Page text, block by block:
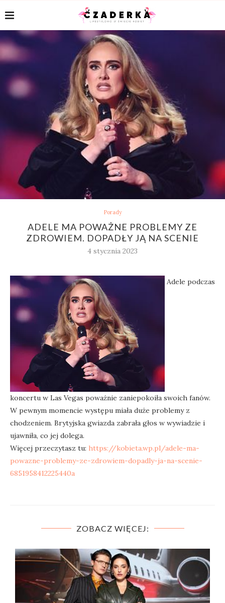
Porady
ADELE MA POWAŻNE PROBLEMY ZE
ZDROWIEM. DOPADŁY JĄ NA SCENIE
4 stycznia 2023
Adele podczas
koncertu w Las Vegas poważnie zaniepokoiła swoich fanów.
W pewnym momencie występu miała duże problemy z
chodzeniem. Brytyjska gwiazda zabrała głos w wywiadzie i
ujawniła, co jej dolega.
Więcej przeczytasz tu: https://kobieta.wp.pl/adele-ma-
powazne-problemy-ze-zdrowiem-dopadly-ja-na-scenie-
6851958412225440a
ZOBACZ WIĘCEJ: